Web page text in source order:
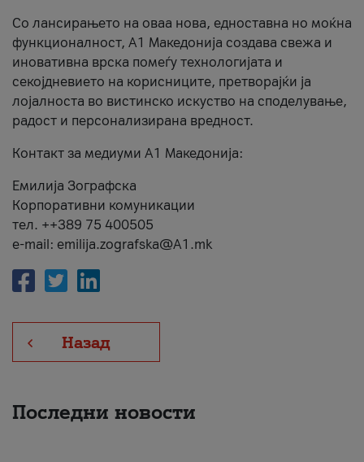
Со лансирањето на оваа нова, едноставна но моќна
функционалност, А1 Македонија создава свежа и
иновативна врска помеѓу технологијата и
секојдневието на корисниците, претворајќи ја
лојалноста во вистинско искуство на споделување,
радост и персонализирана вредност.
Контакт за медиуми А1 Македонија:
Емилија Зографска
Корпоративни комуникации
тел. ++389 75 400505
e-mail: emilija.zografska@A1.mk
Назад
Последни новости